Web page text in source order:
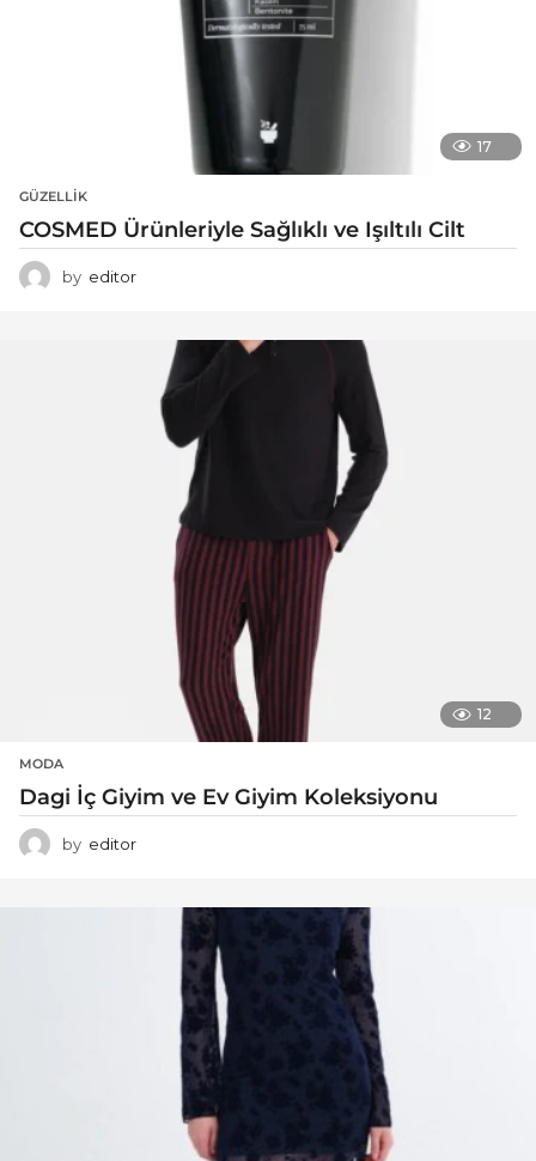
17
GÜZELLIK
COSMED Ürünleriyle Sağlıklı ve Işıltılı Cilt
by editor
12
MODA
Dagi İç Giyim ve Ev Giyim Koleksiyonu
by editor